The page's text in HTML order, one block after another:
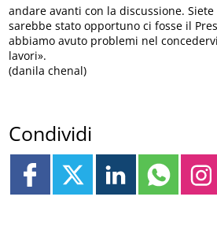
andare avanti con la discussione.
sarebbe stato opportuno ci fosse il
abbiamo avuto problemi nel
lavori».
(danila chenal)
Condividi